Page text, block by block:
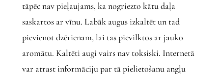
tāpēc nav pieļaujams, ka nogriezto kātu daļa
saskartos ar vīnu. Labāk augus izkaltēt un tad
pievienot dzērienam, lai tas pievilktos ar jauko
aromātu. Kaltēti augi vairs nav toksiski. Internetā
var atrast informāciju par tā pielietošanu angļu